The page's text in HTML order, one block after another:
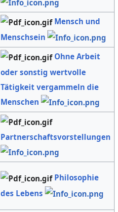
Mensch und
Menschsein
Ohne Arbeit
oder sonstig wertvolle
Tätigkeit vergammeln die
Menschen
Partnerschaftsvorstellungen
Philosophie
des Lebens